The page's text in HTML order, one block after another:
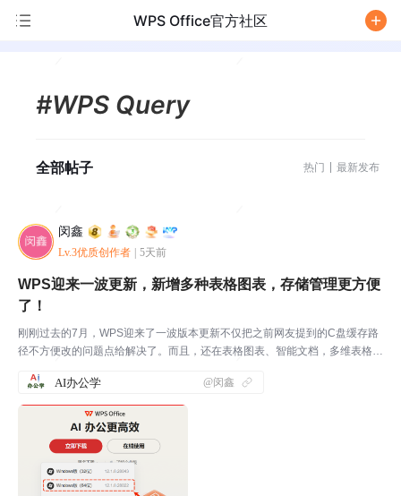
WPS Office官方社区
#WPS Query
全部帖子 热门 最新发布
闵鑫
Lv.3优质创作者 5天前
WPS迎来一波更新，新增多种表格图表，存储管理更方便
了！
刚刚过去的7月，WPS迎来了一波版本更新不仅把之前网友提到的C盘缓存路
径不方便改的问题点给解决了。而且，还在表格图表、智能文档，多维表格等
公的朋友们来说，将会带来更多的便利。7月这次更新的...
AI办公学 @闵鑫